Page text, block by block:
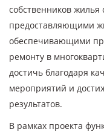
собственников жилья
предоставляющими
обеспечивающими
ремонту в
достичь благодаря
мероприятий и
результатов.
В рамках проекта